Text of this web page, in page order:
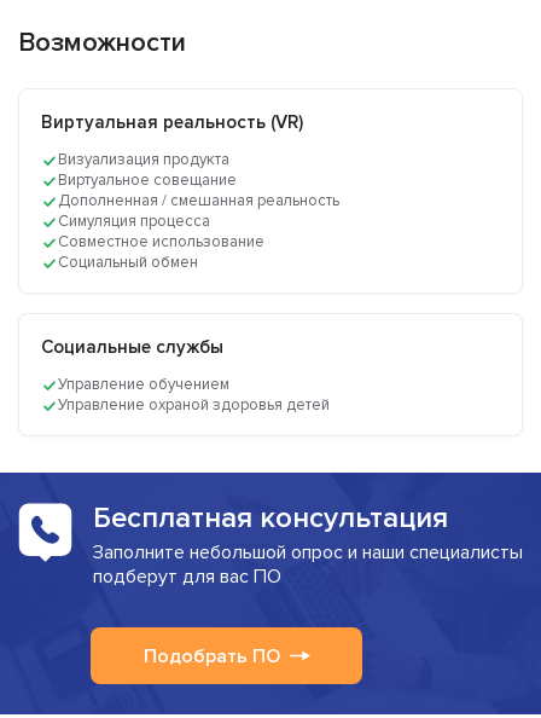
Возможности
Виртуальная реальность (VR)
Визуализация продукта
Виртуальное совещание
Дополненная / смешанная реальность
Симуляция процесса
Совместное использование
Социальный обмен
Социальные службы
Управление обучением
Управление охраной здоровья детей
Бесплатная консультация
Заполните небольшой опрос и наши специалисты
подберут для вас ПО
Подобрать ПО